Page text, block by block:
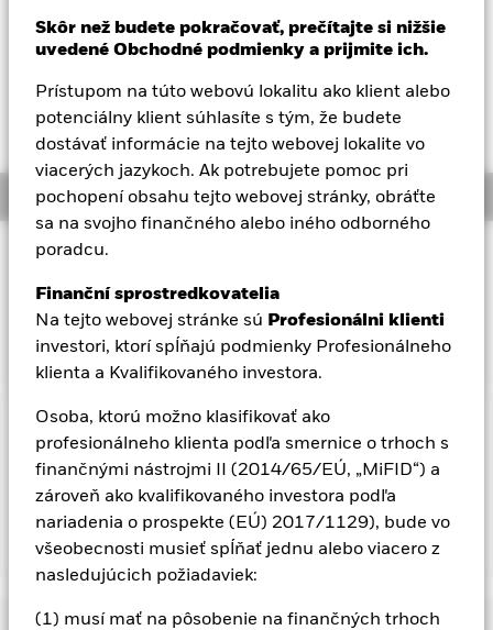
Skôr než budete pokračovať, prečítajte si nižšie
uvedené Obchodné podmienky a prijmite ich.
Prístupom na túto webovú lokalitu ako klient alebo
potenciálny klient súhlasíte s tým, že budete
dostávať informácie na tejto webovej lokalite vo
viacerých jazykoch. Ak potrebujete pomoc pri
pochopení obsahu tejto webovej stránky, obráťte
sa na svojho finančného alebo iného odborného
poradcu.
Finanční sprostredkovatelia
Na tejto webovej stránke sú Profesionálni klienti
investori, ktorí spĺňajú podmienky Profesionálneho
klienta a Kvalifikovaného investora.
Osoba, ktorú možno klasifikovať ako
profesionálneho klienta podľa smernice o trhoch s
finančnými nástrojmi II (2014/65/EÚ, „MiFID“) a
zároveň ako kvalifikovaného investora podľa
nariadenia o prospekte (EÚ) 2017/1129), bude vo
všeobecnosti musieť spĺňať jednu alebo viacero z
nasledujúcich požiadaviek:
(1) musí mať na pôsobenie na finančných trhoch
iShares
Aladdin
Naša spoločnosť
EUR 24,03 EUR 0,12 (0,52%)
Celkový výnos NAV k 06-aug-26
YTD: 11,33%
Overview
INVESTIČNÝ CIEĽ
Cieľom fondu je sledovať výkonnosť indexu Dow Jones
Eurozone Best-in-Class Index, ktorý je referenčným indexom
Dôležitá informácia: Rizikový kapitál.
Hodnota investícií a
príjmov z nich môže klesať aj stúpať a nie je zaručená.
Investori nesmú získať späť pôvodne investovanú sumu.
Zobraziť menej
iShares Dow Jones Eurozone Leaders Screened
UCITS ETF (DE)
Výkonnosť